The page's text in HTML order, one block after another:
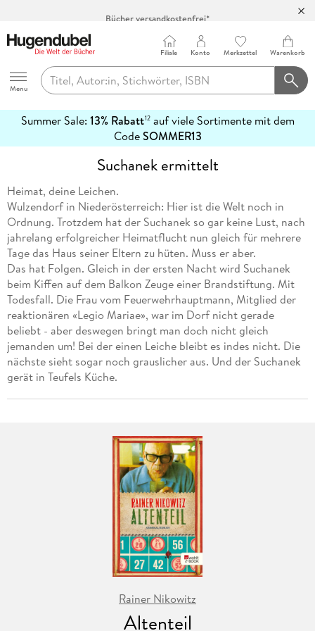
Abholung in über 100 Filialen
Hugendubel
Menu
Filiale Konto Merkzettel Warenkorb
Summer Sale: 13% Rabatt12auf viele Sortimente mit dem
CodeSOMMER13
erfahren
Suchanek ermittelt
Heimat, deine Leichen.
Wulzendorf in Niederösterreich: Hier ist die Welt noch in
Ordnung. Trotzdem hat der Suchanek so gar keine Lust, nach
jahrelang erfolgreicher Heimatflucht nun gleich für mehrere
Tage das Haus seiner Eltern zu hüten. Muss er aber.
Das hat Folgen. Gleich in der ersten Nacht wird Suchanek
beim Kiffen auf dem Balkon Zeuge einer Brandstiftung. Mit
Todesfall. Die Frau vom Feuerwehrhauptmann, Mitglied der
reaktionären «Legio Mariae», war im Dorf nicht gerade
beliebt - aber deswegen bringt man doch nicht gleich
jemanden um! Bei der einen Leiche bleibt es indes nicht. Die
nächste sieht sogar noch grauslicher aus. Und der Suchanek
gerät in Teufels Küche.
Rainer Nikowitz
Altenteil